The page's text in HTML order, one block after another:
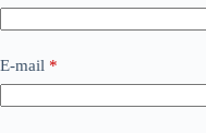
E-mail *